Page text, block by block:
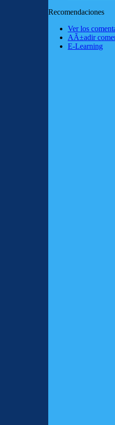
Recomendaciones
Ver los
AÃ±adir
E-Learning